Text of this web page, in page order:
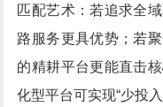
匹配艺术：若追求全
路服务更具优势；若
的精耕平台更能直击
化型平台可实现“少投入